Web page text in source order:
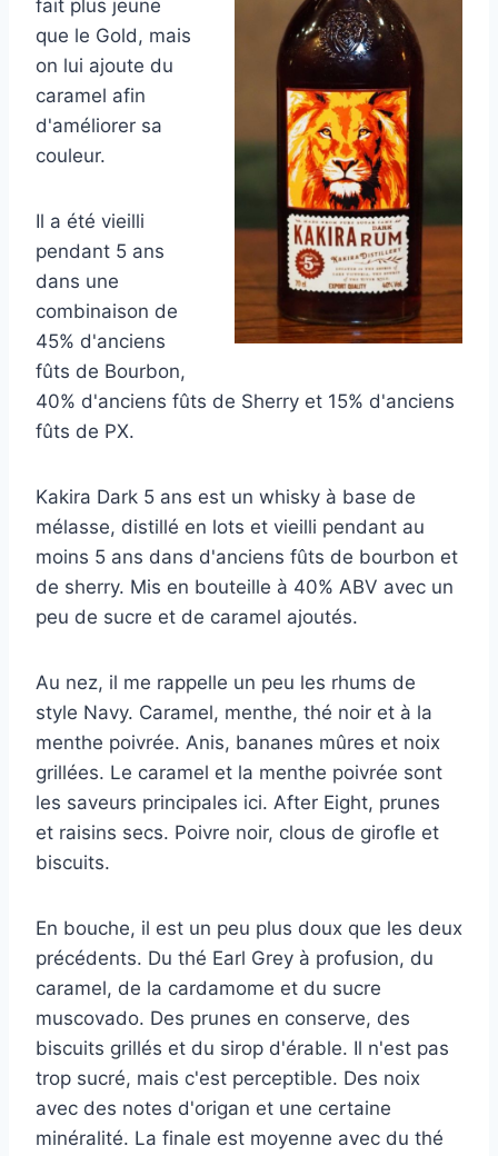
fait plus jeune
que le Gold, mais
on lui ajoute du
caramel afin
d'améliorer sa
couleur.
Il a été vieilli
pendant 5 ans
dans une
combinaison de
45% d'anciens
fûts de Bourbon,
40% d'anciens fûts de Sherry et 15% d'anciens
fûts de PX.
Kakira Dark 5 ans est un whisky à base de
mélasse, distillé en lots et vieilli pendant au
moins 5 ans dans d'anciens fûts de bourbon et
de sherry. Mis en bouteille à 40% ABV avec un
peu de sucre et de caramel ajoutés.
Au nez, il me rappelle un peu les rhums de
style Navy. Caramel, menthe, thé noir et à la
menthe poivrée. Anis, bananes mûres et noix
grillées. Le caramel et la menthe poivrée sont
les saveurs principales ici. After Eight, prunes
et raisins secs. Poivre noir, clous de girofle et
biscuits.
En bouche, il est un peu plus doux que les deux
précédents. Du thé Earl Grey à profusion, du
caramel, de la cardamome et du sucre
muscovado. Des prunes en conserve, des
biscuits grillés et du sirop d'érable. Il n'est pas
trop sucré, mais c'est perceptible. Des noix
avec des notes d'origan et une certaine
minéralité. La finale est moyenne avec du thé